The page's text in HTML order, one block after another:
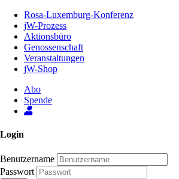
Inhalt
Seite
Rosa-Luxemburg-Konferenz
jW-Prozess
Aktionsbüro
Genossenschaft
Veranstaltungen
jW-Shop
Abo
Spende
Login
Benutzername
Passwort